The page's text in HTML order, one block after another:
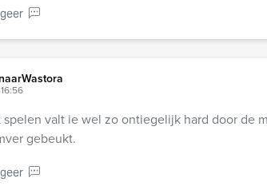
spelen valt ie wel zo ontiegelijk hard door de
gebeukt.